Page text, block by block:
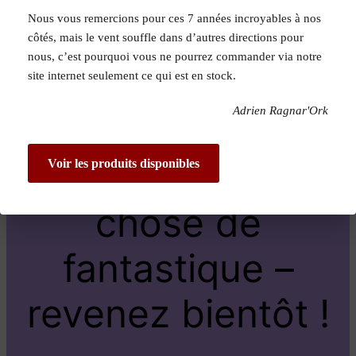
Pardon pour le
dérangement !
Nous travaillons
sur quelque
chose de
fantastique –
revenez bientôt !
Nous vous remercions pour ces 7 années incroyables à nos
côtés, mais le vent souffle dans d’autres directions pour
nous, c’est pourquoi vous ne pourrez commander via notre
site internet seulement ce qui est en stock.
Adrien Ragnar'Ork
Voir les produits disponibles